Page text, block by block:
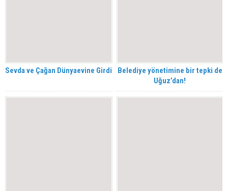
Sevda ve Çağan Dünyaevine Girdi
Belediye yönetimine bir tepki de
Uğuz’dan!